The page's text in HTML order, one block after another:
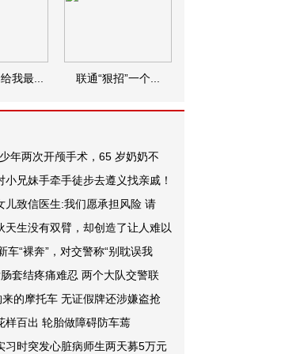
我最... 联通“狠招”一个...
年两次开颅手术，65 岁奶奶不
小兄妹手牵手徒步去遵义找亲戚！
儿致信医生:我们愿承担风险 请
天生没有双臂，却创造了让人难以
车“裸奔”，对交警称“别耽误我
套结疼痛难忍 两个大队交警联
的摩托车 无证假牌还涉嫌盗抢
样百出 轮胎做障碍防车蔫
习时突发心脏病师生两天募5万元